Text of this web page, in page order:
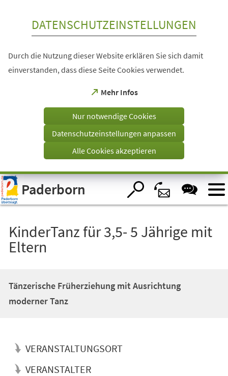
Visuelle
Assistenzsoftware
öffnen.
DATENSCHUTZEINSTELLUNGEN
Durch die Nutzung dieser Website erklären Sie sich damit
einverstanden, dass diese Seite Cookies verwendet.
Mehr Infos
(Öffnet
einem
Tab)
Nur notwendige Cookies
Datenschutzeinstellungen anpassen
Alle Cookies akzeptieren
Paderborn
KinderTanz für 3,5- 5 Jährige mit
Eltern
Tänzerische Früherziehung mit Ausrichtung
moderner Tanz
VERANSTALTUNGSORT
VERANSTALTER